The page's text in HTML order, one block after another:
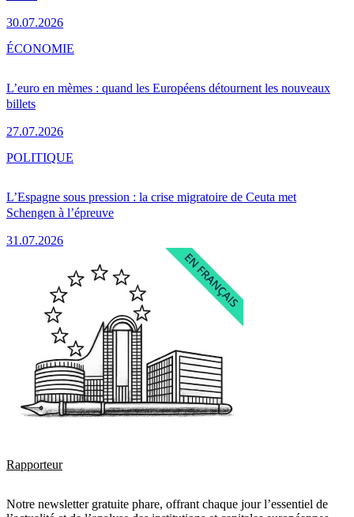
30.07.2026
L’euro en mèmes : quand les Européens détournent les nouveaux
billets
27.07.2026
ÉCONOMIE
L’Espagne sous pression : la crise migratoire de Ceuta met
Schengen à l’épreuve
31.07.2026
POLITIQUE
Rapporteur
Notre newsletter gratuite phare, offrant chaque jour l’essentiel de